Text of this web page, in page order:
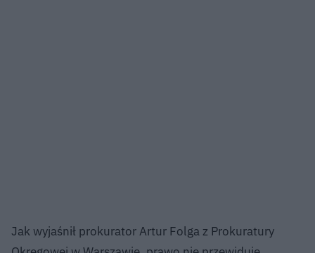
Jak wyjaśnił prokurator Artur Folga z Prokuratury